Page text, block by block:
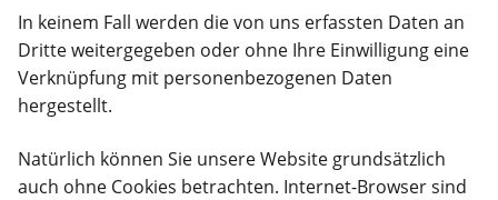
In keinem Fall werden die von uns erfassten Daten an
Dritte weitergegeben oder ohne Ihre Einwilligung eine
Verknüpfung mit personenbezogenen Daten
hergestellt.
Natürlich können Sie unsere Website grundsätzlich
auch ohne Cookies betrachten. Internet-Browser sind